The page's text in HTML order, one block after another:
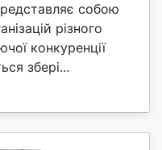
собою
різного
конкуренції
збері...